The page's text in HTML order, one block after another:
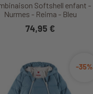
Softshell enfant -
Nurmes - Reima - Bleu
74,95 €
-35%